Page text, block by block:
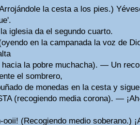
la cesta a los pies.)
iglesia da el segundo cuarto.
en la campanada la voz de
hacia la pobre muchacha). — Un
el sombrero,
de monedas en la cesta y
(recogiendo media corona). —
ooii! (Recogiendo medio soberano.)